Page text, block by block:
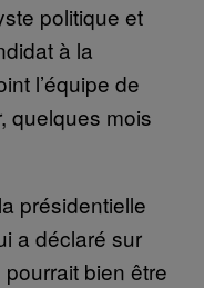
politique et
à la
l’équipe de
quelques mois
présidentielle
a déclaré sur
bien être